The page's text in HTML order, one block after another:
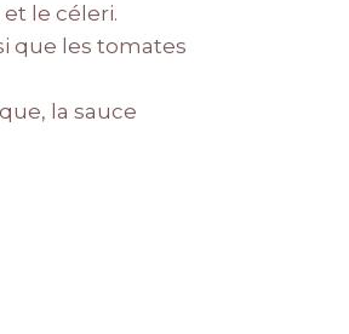
le céleri.
que les tomates
la sauce